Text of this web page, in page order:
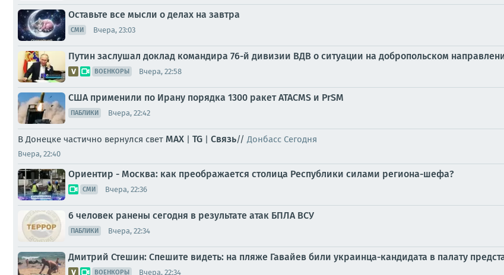
Оставьте все мысли о делах на завтра
СМИ Вчера, 23:03
Путин заслушал доклад командира 76-й дивизии ВДВ о ситуации на добропольском
ВОЕНКОРЫ Вчера, 22:58
США применили по Ирану порядка 1300 ракет ATACMS и PrSM
ПАБЛИКИ Вчера, 22:42
В Донецке частично вернулся свет MAX | TG | Связь// Донбасс Сегодня
Вчера, 22:40
Ориентир - Москва: как преображается столица Республики силами региона-шефа?
СМИ Вчера, 22:36
6 человек ранены сегодня в результате атак БПЛА ВСУ
ПАБЛИКИ Вчера, 22:34
Дмитрий Стешин: Спешите видеть: на пляже Гавайев били украинца-кандидата в палату
ВОЕНКОРЫ Вчера, 22:34